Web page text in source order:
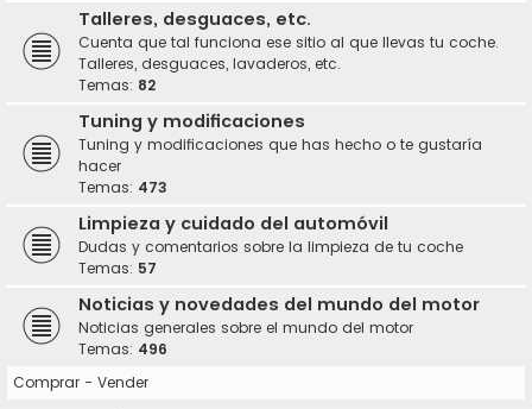
Talleres, desguaces, etc.
Cuenta que tal funciona ese sitio al que llevas tu coche.
Talleres, desguaces, lavaderos, etc.
Temas: 82
Tuning y modificaciones
Tuning y modificaciones que has hecho o te gustaría
hacer
Temas: 473
Limpieza y cuidado del automóvil
Dudas y comentarios sobre la limpieza de tu coche
Temas: 57
Noticias y novedades del mundo del motor
Noticias generales sobre el mundo del motor
Temas: 496
Comprar - Vender